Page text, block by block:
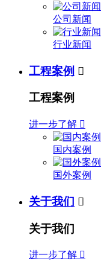
公司新闻
行业新闻
工程案例 
工程案例
进一步了解 
国内案例
国外案例
关于我们 
关于我们
进一步了解 